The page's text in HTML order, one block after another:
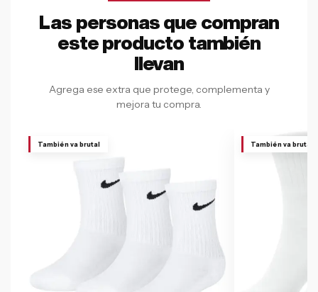
Las personas que compran
este producto también
llevan
Agrega ese extra que protege, complementa y
mejora tu compra.
También va brutal También va brutal